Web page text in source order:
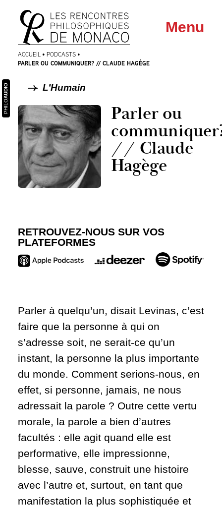
Aller
au
menu
Aller au
contenu
Menu
ACCUEIL • PODCASTS •
PARLER OU COMMUNIQUER? // CLAUDE HAGÈGE
L’Humain
Parler ou
// Claude
Hagège
PHILO
AUDIO
RETROUVEZ-NOUS SUR VOS
PLATEFORMES
Parler à quelqu’un, disait Levinas, c’est
faire que la personne à qui on
s’adresse soit, ne serait-ce qu’un
instant, la personne la plus importante
du monde. Comment serions-nous, en
effet, si personne, jamais, ne nous
adressait la parole ? Outre cette vertu
morale, la parole a bien d’autres
facultés : elle agit quand elle est
performative, elle impressionne,
blesse, sauve, construit une histoire
avec l’autre et, surtout, en tant que
manifestation la plus sophistiquée et